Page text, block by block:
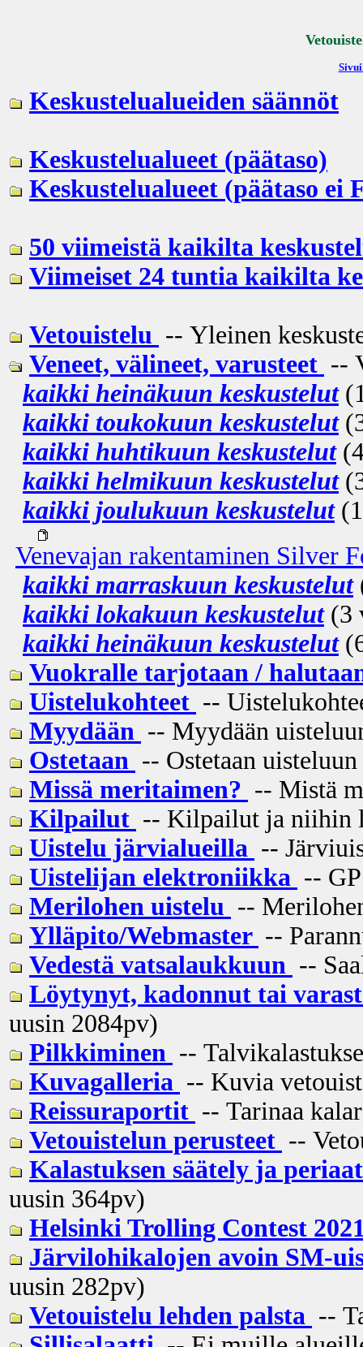
Keskustelualueiden säännöt
Keskustelualueet (päätaso)
Keskustelualueet (päätaso ei
50 viimeistä kaikilta
Viimeiset 24 tuntia kaikilta
Vetouistelu -- Yleinen
Veneet, välineet, varusteet --
kaikki heinäkuun keskustelut
kaikki toukokuun keskustelut
kaikki huhtikuun keskustelut
kaikki helmikuun keskustelut
kaikki joulukuun keskustelut(1
Venevajan rakentaminen Silver
kaikki marraskuun keskustelut
kaikki lokakuun keskustelut(3
kaikki heinäkuun keskustelut
Vuokralle tarjotaan /
Uistelukohteet --
Myydään -- Myydään
Ostetaan -- Ostetaan
Missä meritaimen? -- Mistä
Kilpailut -- Kilpailut ja niihin
Uistelu järvialueilla --
Uistelijan elektroniikka --
Merilohen uistelu --
Ylläpito/Webmaster --
Vedestä vatsalaukkuun --
Löytynyt, kadonnut tai
uusin 2084pv)
Pilkkiminen --
Kuvagalleria -- Kuvia
Reissuraportit -- Tarinaa
Vetouistelun perusteet --
Kalastuksen säätely ja
uusin 364pv)
Helsinki Trolling Contest
Järvilohikalojen avoin SM-
uusin 282pv)
Vetouistelu lehden palsta --